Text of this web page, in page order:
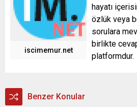
iscimemur.net
hayatı
özlük veya
sorulara
birlikte
platformdur.
Benzer Konular